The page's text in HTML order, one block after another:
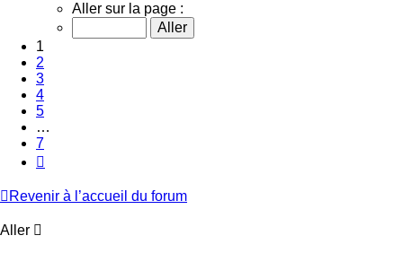
Aller sur la page :
1
2
3
4
5
…
7
Revenir à l’accueil du forum
Aller